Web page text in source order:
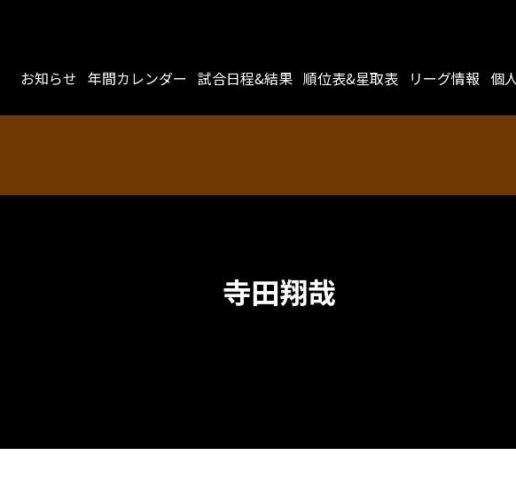
お知らせ 年間カレンダー 試合日程&結果 順位表&星取表 リーグ情報 個
寺田翔哉